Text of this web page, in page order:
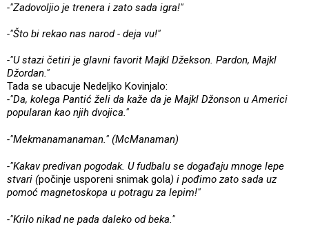
-"Zadovoljio je trenera i zato sada igra!"
-"Što bi rekao nas narod - deja vu!"
-"U stazi četiri je glavni favorit Majkl Džekson. Pardon, Majkl
Džordan."
Tada se ubacuje Nedeljko Kovinjalo:
-"Da, kolega Pantić želi da kaže da je Majkl Džonson u Americi
popularan kao njih dvojica."
-"Mekmanamanaman." (McManaman)
-"Kakav predivan pogodak. U fudbalu se događaju mnoge lepe
stvari (počinje usporeni snimak gola) i pođimo zato sada uz
pomoć magnetoskopa u potragu za lepim!"
-"Krilo nikad ne pada daleko od beka."